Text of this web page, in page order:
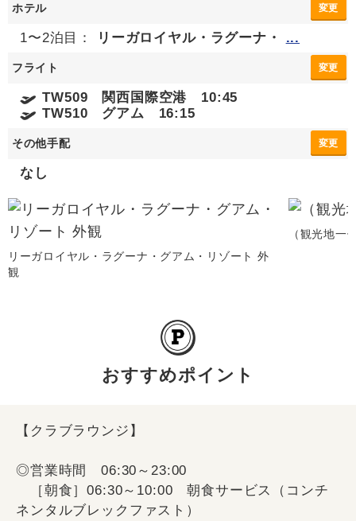
ホテル 変更
1〜2泊目： リーガロイヤル・ラグーナ・ ...
フライト 変更
TW509 関西国際空港 10:45
TW510 グアム 16:15
その他手配 変更
なし
リーガロイヤル・ラグーナ・グアム・リゾート 外
観
（観光地一
おすすめポイント
【クラブラウンジ】
◎営業時間 06:30～23:00
［朝食］06:30～10:00 朝食サービス（コンチ
ネンタルブレックファスト）